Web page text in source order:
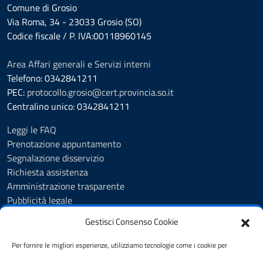
Gestisci Consenso Cookie
Per fornire le migliori esperienze, utilizziamo tecnologie come i cookie per
Comune di Grosio
Via Roma, 34 - 23033 Grosio (SO)
Codice fiscale / P. IVA:00118960145
Area Affari generali e Servizi interni
Telefono: 0342841211
PEC: protocollo.grosio@cert.provincia.so.it
Centralino unico: 0342841211
Leggi le FAQ
Prenotazione appuntamento
Segnalazione disservizio
Richiesta assistenza
Amministrazione trasparente
Pubblicità legale
Informativa privacy